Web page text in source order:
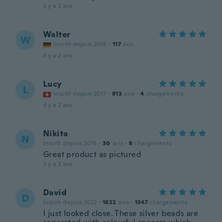
il y a 2 ans
W Walter
Inscrit depuis 2016 · 117 avis
il y a 2 ans
L Lucy
Inscrit depuis 2017 · 813 avis · 4 chargements
il y a 2 ans
N Nikita
Inscrit depuis 2018 · 30 avis · 8 chargements
Great product as pictured
il y a 2 ans
D David
Inscrit depuis 2022 · 1622 avis · 1347 chargements
I just looked close. These silver beads are